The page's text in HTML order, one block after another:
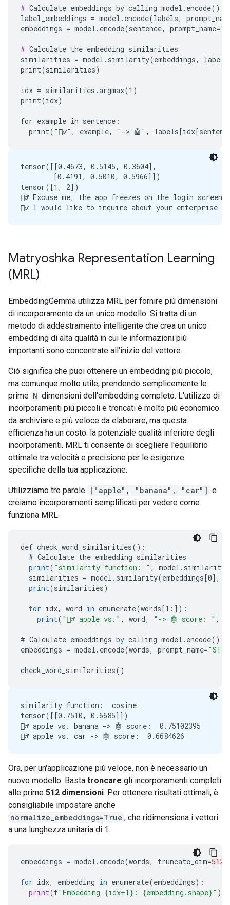
# Calculate embeddings by calling model.encode()
label_embeddings = model.encode(labels,
embeddings = model.encode(sentence,
# Calculate the embedding similarities
similarities = model.similarity(embeddings,
print(similarities)
idx = similarities.argmax(1)
print(idx)
for example in sentence:
tensor([[0.4673, 0.5145, 0.3604],
        [0.4191, 0.5010, 0.5966]])
tensor([1, 2])
🙋‍♂️ Excuse me, the app freezes on the login
Matryoshka Representation Learning
(MRL)
EmbeddingGemma utilizza MRL per fornire più dimensioni
di incorporamento da un unico modello. Si tratta di un
metodo di addestramento intelligente che crea un unico
embedding di alta qualità in cui le informazioni più
importanti sono concentrate all'inizio del vettore.
Ciò significa che puoi ottenere un embedding più piccolo,
ma comunque molto utile, prendendo semplicemente le
prime N dimensioni dell'embedding completo. L'utilizzo di
incorporamenti più piccoli e troncati è molto più economico
da archiviare e più veloce da elaborare, ma questa
efficienza ha un costo: la potenziale qualità inferiore degli
incorporamenti. MRL ti consente di scegliere l'equilibrio
ottimale tra velocità e precisione per le esigenze
specifiche della tua applicazione.
Utilizziamo tre parole ["apple", "banana", "car"] e
creiamo incorporamenti semplificati per vedere come
funziona MRL.
def check_word_similarities() :
# Calculate the embedding similarities
print( "similarity function: " , model .
similarities = model . similarity(embeddings[0] ,
print(similarities)
for idx, word in enumerate(words[1: ] ) :
print( "🙋‍♂️ apple vs." , word, "-> 🤖 score: " ,
# Calculate embeddings by calling model . encode()
embeddings = model . encode(words, prompt_name="STS"
check_word_similarities()
similarity function:  cosine
tensor([[0.7510, 0.6685]])
🙋‍♂️ apple vs. banana -> 🤖 score:  0.75102395
Ora, per un'applicazione più veloce, non è necessario un
nuovo modello. Basta troncare gli incorporamenti completi
alle prime 512 dimensioni. Per ottenere risultati ottimali, è
consigliabile impostare anche
normalize_embeddings=True , che ridimensiona i vettori
a una lunghezza unitaria di 1.
embeddings = model . encode(words, truncate_dim=512
for idx, embedding in enumerate(embeddings):
print(f"Embedding {idx+1}: {embedding.shape}" )